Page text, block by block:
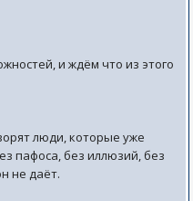
и ждём что из этого
люди, которые уже
пафоса, без иллюзий, без
не даёт.